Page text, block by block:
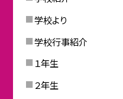
学校より
学校行事紹介
１年生
２年生